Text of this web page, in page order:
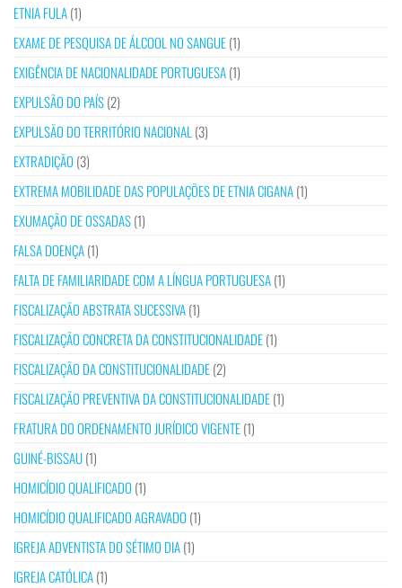
ETNIA FULA(1)
EXAME DE PESQUISA DE ÁLCOOL NO SANGUE(1)
EXIGÊNCIA DE NACIONALIDADE PORTUGUESA(1)
EXPULSÃO DO PAÍS(2)
EXPULSÃO DO TERRITÓRIO NACIONAL (3)
EXTRADIÇÃO (3)
EXTREMA MOBILIDADE DAS POPULAÇÕES DE ETNIA CIGANA(1)
EXUMAÇÃO DE OSSADAS(1)
FALSA DOENÇA(1)
FALTA DE FAMILIARIDADE COM A LÍNGUA PORTUGUESA(1)
FISCALIZAÇÃO ABSTRATA SUCESSIVA(1)
FISCALIZAÇÃO CONCRETA DA CONSTITUCIONALIDADE(1)
FISCALIZAÇÃO DA CONSTITUCIONALIDADE(2)
FISCALIZAÇÃO PREVENTIVA DA CONSTITUCIONALIDADE(1)
FRATURA DO ORDENAMENTO JURÍDICO VIGENTE(1)
GUINÉ-BISSAU(1)
HOMICÍDIO QUALIFICADO (1)
HOMICÍDIO QUALIFICADO AGRAVADO (1)
IGREJA ADVENTISTA DO SÉTIMO DIA(1)
IGREJA CATÓLICA(1)